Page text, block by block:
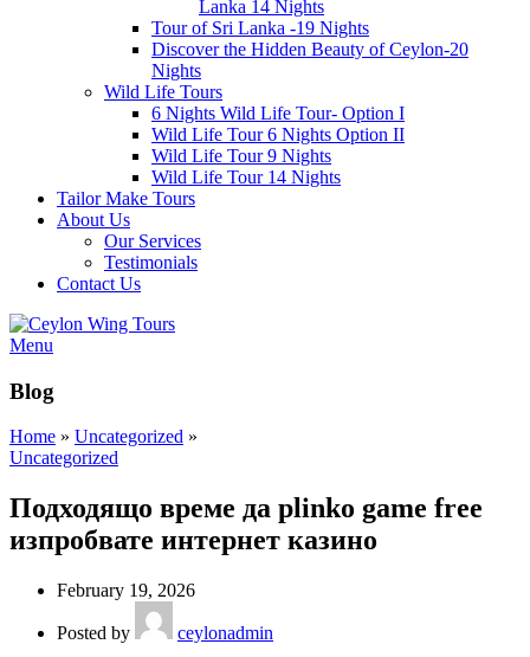
Lanka 14 Nights
Tour of Sri Lanka -19 Nights
Discover the Hidden Beauty of Ceylon-20
Nights
Wild Life Tours
6 Nights Wild Life Tour- Option I
Wild Life Tour 6 Nights Option II
Wild Life Tour 9 Nights
Wild Life Tour 14 Nights
Tailor Make Tours
About Us
Our Services
Testimonials
Contact Us
Menu
Blog
Home » Uncategorized »
Uncategorized
Подходящо време да plinko game free
изпробвате интернет казино
February 19, 2026
Posted by ceylonadmin